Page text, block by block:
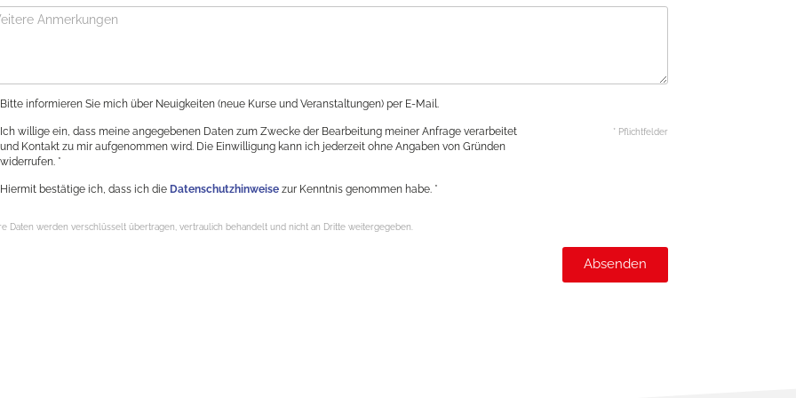
Bitte informieren Sie mich über Neuigkeiten (neue Kurse und Veranstaltungen) per E-Mail.
Ich willige ein, dass meine angegebenen Daten zum Zwecke der Bearbeitung meiner Anfrage verarbeitet
und Kontakt zu mir aufgenommen wird. Die Einwilligung kann ich jederzeit ohne Angaben von Gründen
widerrufen. *
* Pflichtfelder
Hiermit bestätige ich, dass ich die Datenschutzhinweise zur Kenntnis genommen habe. *
Daten werden verschlüsselt übertragen, vertraulich behandelt und nicht an Dritte weitergegeben.
Absenden